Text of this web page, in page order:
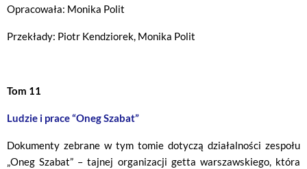
Opracowała: Monika Polit
Przekłady: Piotr Kendziorek, Monika Polit
Tom 11
Ludzie i prace “Oneg Szabat”
Dokumenty zebrane w tym tomie dotyczą działalności zespołu
„Oneg Szabat” – tajnej organizacji getta warszawskiego, która